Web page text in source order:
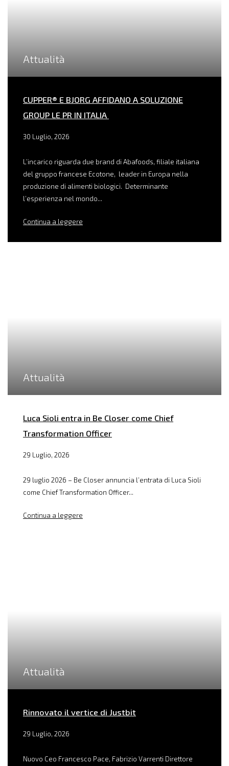
Attualità
CUPPER® E BJORG AFFIDANO A SOLUZIONE
GROUP LE PR IN ITALIA
30 Luglio, 2026
L’incarico riguarda due brand di Abafoods, filiale italiana
del gruppo francese Ecotone, leader in Europa nella
produzione di alimenti biologici. Determinante
l’esperienza nel mondo...
Continua a leggere
Attualità
Luca Sioli entra in Be Closer come Chief
Transformation Officer
29 Luglio, 2026
29 luglio 2026 – Be Closer annuncia l’entrata di Luca Sioli
come Chief Transformation Officer...
Continua a leggere
Attualità
Rinnovato il vertice di Justbit
29 Luglio, 2026
Nuovo Ceo Francesco Pace, Fabrizio Varrenti Direttore